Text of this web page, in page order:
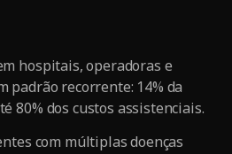
hospitais, operadoras e
padrão recorrente: 14% da
80% dos custos assistenciais.
com múltiplas doenças